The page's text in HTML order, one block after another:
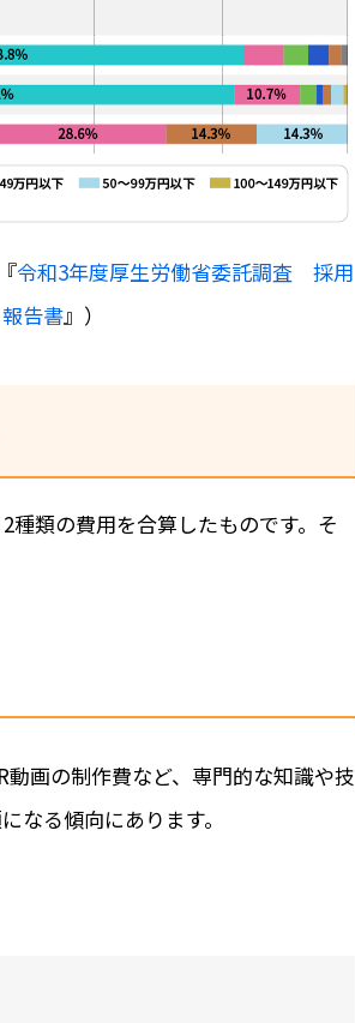
令和3年度厚生労働省委託調査 採用
告書』）
類の費用を合算したものです。そ
動画の制作費など、専門的な知識や技
なる傾向にあります。